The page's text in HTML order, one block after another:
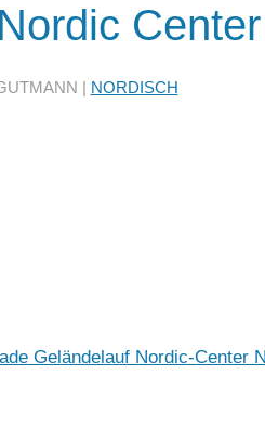
| NORDISCH
Geländelauf Nordic-Center